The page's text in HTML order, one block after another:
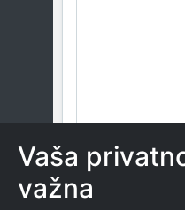
Vaša
važna